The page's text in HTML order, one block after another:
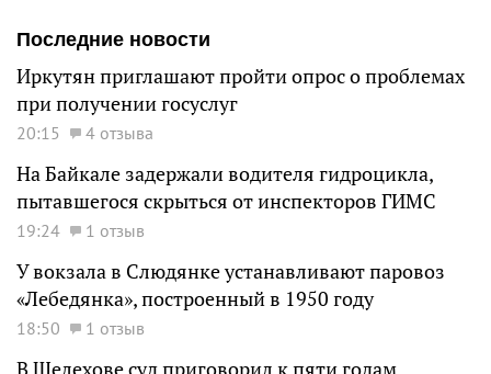
Последние новости
Иркутян приглашают пройти опрос о проблемах
при получении госуслуг
20:15 4 отзыва
На Байкале задержали водителя гидроцикла,
пытавшегося скрыться от инспекторов ГИМС
19:24 1 отзыв
У вокзала в Слюдянке устанавливают паровоз
«Лебедянка», построенный в 1950 году
18:50 1 отзыв
В Шелехове суд приговорил к пяти годам